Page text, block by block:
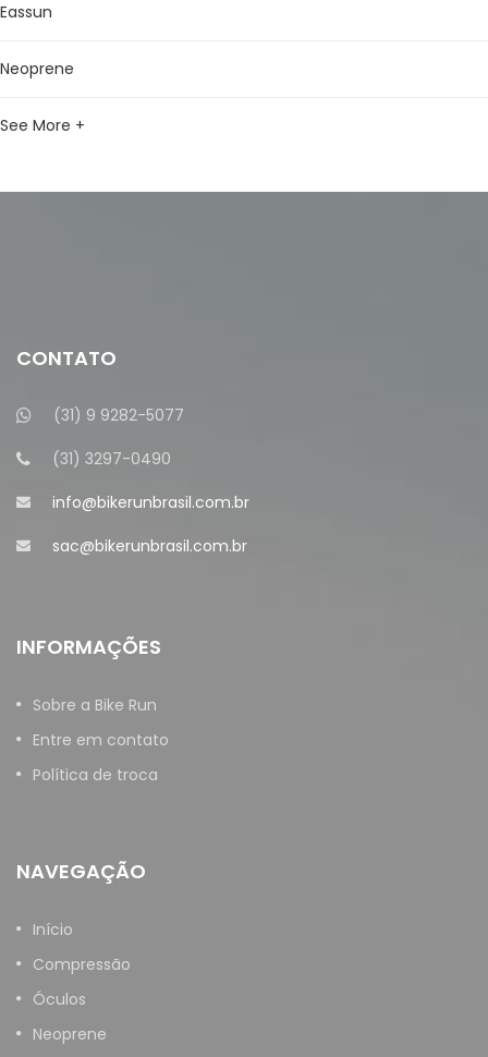
Eassun
Neoprene
See More +
CONTATO
(31) 9 9282-5077
(31) 3297-0490
info@bikerunbrasil.com.br
sac@bikerunbrasil.com.br
INFORMAÇÕES
Sobre a Bike Run
Entre em contato
Política de troca
NAVEGAÇÃO
Início
Compressão
Óculos
Neoprene